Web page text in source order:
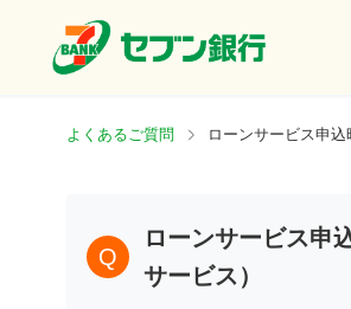
よくあるご質問
Q
ローンサービス申
サービス）